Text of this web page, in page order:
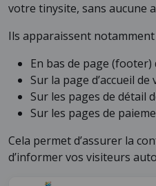
votre tinysite, sans aucune
Ils apparaissent notamment
En bas de page
Sur la page d’accueil
Sur les pages de détail
Sur les pages de
Cela permet d’assurer la
d’informer vos visiteurs